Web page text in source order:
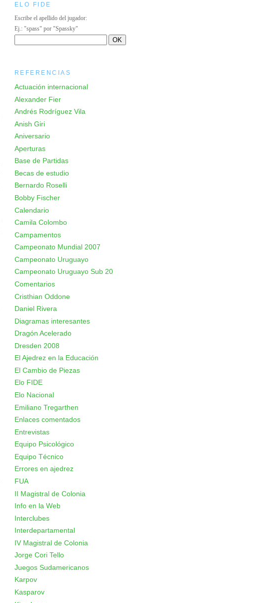
ELO FIDE
Escribe el apellido del jugador:
Ej.: "spass" por "Spassky"
REFERENCIAS
Actuación internacional
Alexander Fier
Andrés Rodríguez Vila
Anish Giri
Aniversario
Aperturas
Base de Partidas
Becas de estudio
Bernardo Roselli
Bobby Fischer
Calendario
Camila Colombo
Campamentos
Campeonato Mundial 2007
Campeonato Uruguayo
Campeonato Uruguayo Sub 20
Comentarios
Cristhian Oddone
Daniel Rivera
Diagramas interesantes
Dragón Acelerado
Dresden 2008
El Ajedrez en la Educación
El Cambio de Piezas
Elo FIDE
Elo Nacional
Emiliano Tregarthen
Enlaces comentados
Entrevistas
Equipo Psicológico
Equipo Técnico
Errores en ajedrez
FUA
II Magistral de Colonia
Info en la Web
Interclubes
Interdepartamental
IV Magistral de Colonia
Jorge Cori Tello
Juegos Sudamericanos
Karpov
Kasparov